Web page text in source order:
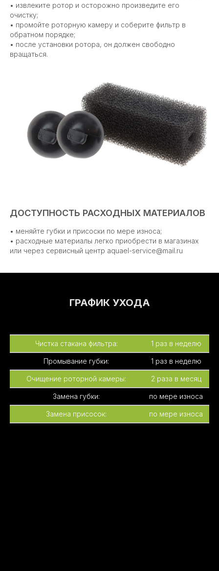
• извлеките ротор и осторожно произведите его
очистку;
• промойте роторную камеру и соберите фильтр в
обратном порядке;
• после установки ротора, он должен свободно
вращаться.
ДОСТУПНОСТЬ РАСХОДНЫХ МАТЕРИАЛОВ
• меняйте губки и присоски по мере износа;
• расходные материалы легко приобрести в магазинах
или через сервисный центр aquael-service@mail.ru
ГРАФИК УХОДА
Чистка стакана фильтра: 1 раз в неделю
Промывание губки: 1 раз в неделю
Очищение роторной камеры: 2 раза в месяц
Замена губки: по мере износа
Замена присосок: по мере износа